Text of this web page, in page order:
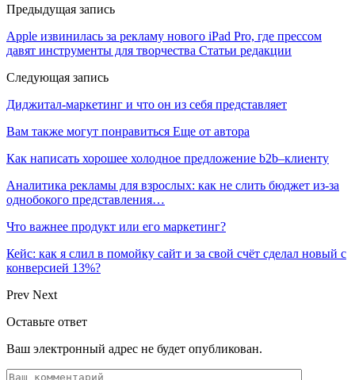
Предыдущая запись
Apple извинилась за рекламу нового iPad Pro, где прессом
давят инструменты для творчества Статьи редакции
Следующая запись
Диджитал-маркетинг и что он из себя представляет
Вам также могут понравиться Еще от автора
Как написать хорошее холодное предложение b2b–клиенту
Аналитика рекламы для взрослых: как не слить бюджет из-за
однобокого представления…
Что важнее продукт или его маркетинг?
Кейс: как я слил в помойку сайт и за свой счёт сделал новый с
конверсией 13%?
Prev Next
Оставьте ответ
Ваш электронный адрес не будет опубликован.